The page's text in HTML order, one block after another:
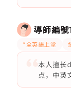
導師編號
*全英語上堂
本人擅长
点，中英